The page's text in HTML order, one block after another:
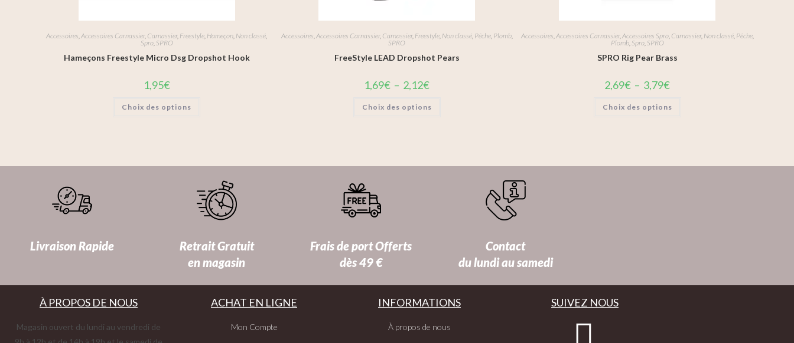
Accessoires,Accessoires Carnassier, Carnassier, Freestyle, Hameçon, Non classé,
Spro, SPRO
Hameçons Freestyle Micro Dsg Dropshot Hook
1,95€
Choix des options
Accessoires,Accessoires Carnassier, Carnassier, Freestyle, Non classé, Pêche, Plomb,
SPRO
FreeStyle LEAD Dropshot Pears
1,69€ – 2,12€
Choix des options
Accessoires,Accessoires Carnassier,Accessoires Spro, Carnassier, Non classé, Pêche,
Plomb, Spro, SPRO
SPRO Rig Pear Brass
2,69€ – 3,79€
Choix des options
Livraison Rapide
Retrait Gratuit
en magasin
Frais de port Offerts
dès 49 €
Contact
du lundi au samedi
À PROPOS DE NOUS
Magasin ouvert du lundi au vendredi de
ACHAT EN LIGNE
Mon Compte
INFORMATIONS
À propos de nous
SUIVEZ NOUS